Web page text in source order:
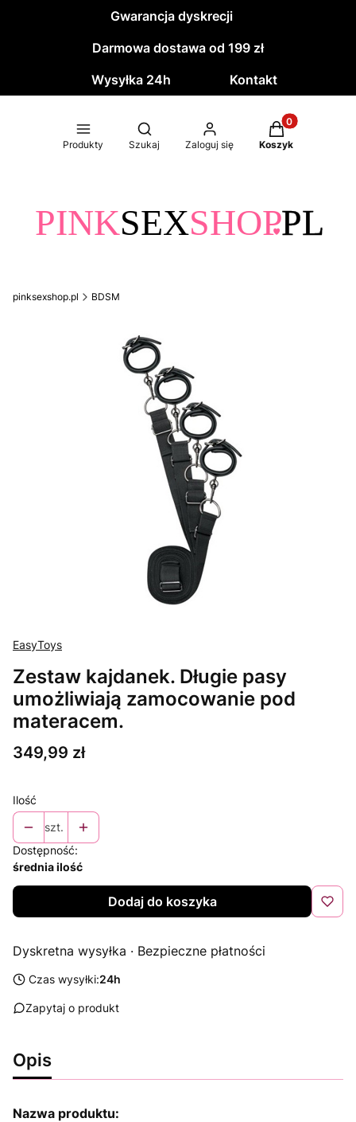
Gwarancja dyskrecji
Darmowa dostawa od 199 zł
Wysyłka 24h
Kontakt
Produkty
Otwórz wyszukiwarkę
Szukaj Zaloguj się
Produkty w
Koszyk
pinksexshop.pl BDSM
EasyToys
Zestaw kajdanek. Długie pasy
umożliwiają zamocowanie pod
materacem.
Cena
349,99 zł
Ilość
szt.
Dostępność:
średnia ilość
Dodaj do koszyka
Dyskretna wysyłka · Bezpieczne płatności
Czas wysyłki:24h
Zapytaj o produkt
Opis
Nazwa produktu: